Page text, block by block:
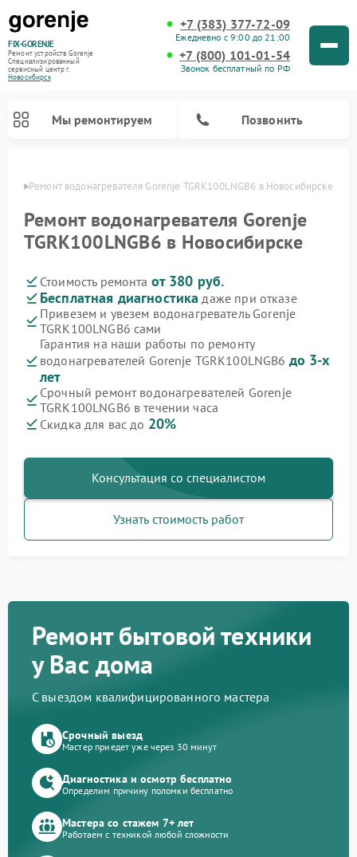
FIX-GORENJE
Ремонт устройств Gorenje
Специализированный
cервисный центр г.
Новосибирск
+7 (383) 377-72-09
Ежедневно с 9:00 до 21:00
+7 (800) 101-01-54
Звонок бесплатный по РФ
Мы ремонтируем Позвонить
Ремонт водонагревателя Gorenje TGRK100LNGB6 в Новосибирске
Ремонт водонагревателя Gorenje
TGRK100LNGB6 в Новосибирске
Стоимость ремонта от 380 руб.
Бесплатная диагностика даже при отказе
Привезем и увезем водонагреватель Gorenje
TGRK100LNGB6 сами
Гарантия на наши работы по ремонту
водонагревателей Gorenje TGRK100LNGB6 до 3-х
лет
Срочный ремонт водонагревателей Gorenje
TGRK100LNGB6 в течении часа
Скидка для вас до 20%
Консультация со специалистом
Узнать стоимость работ
Ремонт бытовой техники
у Вас дома
С выездом квалифицированного мастера
Срочный выезд
Мастер приедет уже через 30 минут
Диагностика и осмотр бесплатно
Определим причину поломки бесплатно
Мастера со стажем 7+ лет
Работаем с техникой любой сложности